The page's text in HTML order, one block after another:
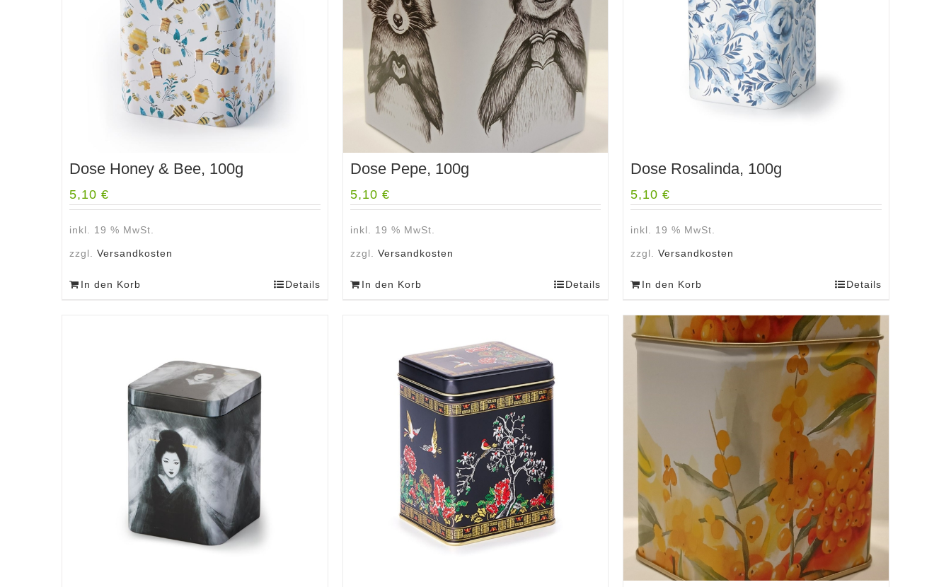
Dose Honey & Bee, 100g
5,10 €
inkl. 19 % MwSt.
zzgl. Versandkosten
In den Korb Details
Dose Pepe, 100g
5,10 €
inkl. 19 % MwSt.
zzgl. Versandkosten
In den Korb Details
Dose Rosalinda, 100g
5,10€
inkl. 19 % MwSt.
zzgl.Versandkosten
In den Korb Details